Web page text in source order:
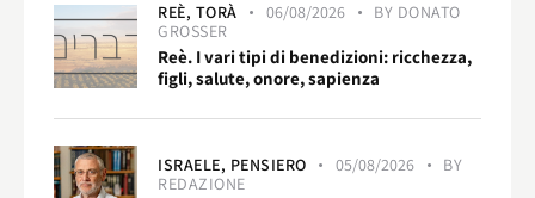
REÈ, TORÀ 06/08/2026 BY DONATO
GROSSER
Reè. I vari tipi di benedizioni: ricchezza,
figli, salute, onore, sapienza
ISRAELE, PENSIERO 05/08/2026
BY
REDAZIONE